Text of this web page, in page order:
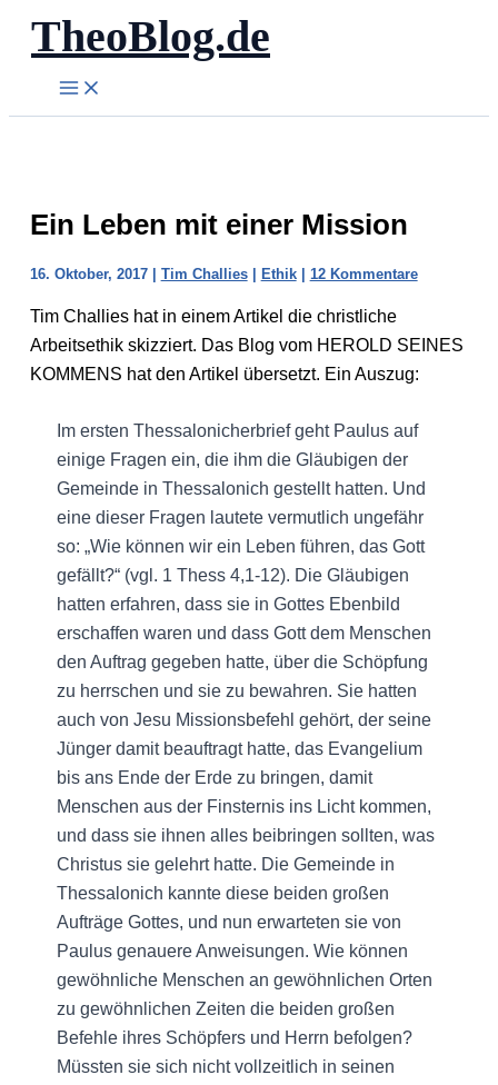
Zum
Inhalt
springen
TheoBlog.de
Ein Leben mit einer Mission
16. Oktober, 2017 | Tim Challies| Ethik| 12 Kommentare
Tim Challies hat in einem Artikel die christliche
Arbeitsethik skizziert. Das Blog vom HEROLD SEINES
KOMMENS hat den Artikel übersetzt. Ein Auszug:
Im ersten Thessalonicherbrief geht Paulus auf
einige Fragen ein, die ihm die Gläubigen der
Gemeinde in Thessalonich gestellt hatten. Und
eine dieser Fragen lautete vermutlich ungefähr
so: „Wie können wir ein Leben führen, das Gott
gefällt?“ (vgl. 1 Thess 4,1-12). Die Gläubigen
hatten erfahren, dass sie in Gottes Ebenbild
erschaffen waren und dass Gott dem Menschen
den Auftrag gegeben hatte, über die Schöpfung
zu herrschen und sie zu bewahren. Sie hatten
auch von Jesu Missionsbefehl gehört, der seine
Jünger damit beauftragt hatte, das Evangelium
bis ans Ende der Erde zu bringen, damit
Menschen aus der Finsternis ins Licht kommen,
und dass sie ihnen alles beibringen sollten, was
Christus sie gelehrt hatte. Die Gemeinde in
Thessalonich kannte diese beiden großen
Aufträge Gottes, und nun erwarteten sie von
Paulus genauere Anweisungen. Wie können
gewöhnliche Menschen an gewöhnlichen Orten
zu gewöhnlichen Zeiten die beiden großen
Befehle ihres Schöpfers und Herrn befolgen?
Müssten sie sich nicht vollzeitlich in seinen